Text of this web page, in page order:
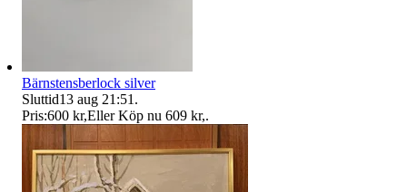
Bärnstensberlock silver
Sluttid13 aug 21:51 .
Pris:600 kr,Eller Köp nu 609 kr,.